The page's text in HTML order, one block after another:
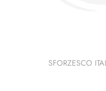
SFORZESCO